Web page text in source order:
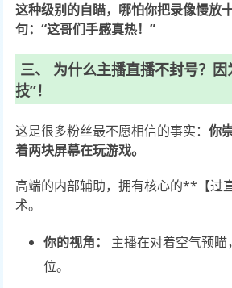
这种级别的自瞄，哪怕你把录像慢放
句：“这哥们手感真热！”
三、 为什么主播直播不封号？因
技”！
这是很多粉丝最不愿相信的事实：你
着两块屏幕在玩游戏。
高端的内部辅助，拥有核心的**【过
术。
你的视角：
主播在对着空气预
位。